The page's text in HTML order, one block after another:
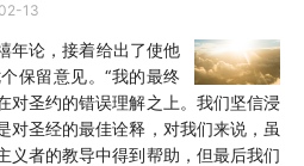
13
年论，接着给出了使他
保留意见。“我的最终
对圣约的错误理解之上。我们坚信浸
对圣经的最佳诠释，对我们来说，虽
义者的教导中得到帮助，但最后我们